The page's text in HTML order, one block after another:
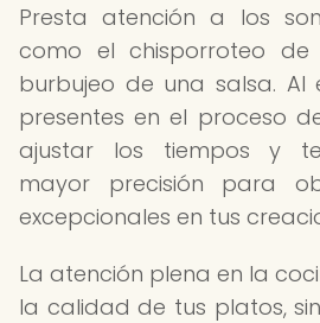
Presta atención a los
como el chisporroteo
burbujeo de una salsa. Al
presentes en el proceso
ajustar los tiempos y
mayor precisión para
excepcionales en tus
La atención plena en la
la calidad de tus platos,